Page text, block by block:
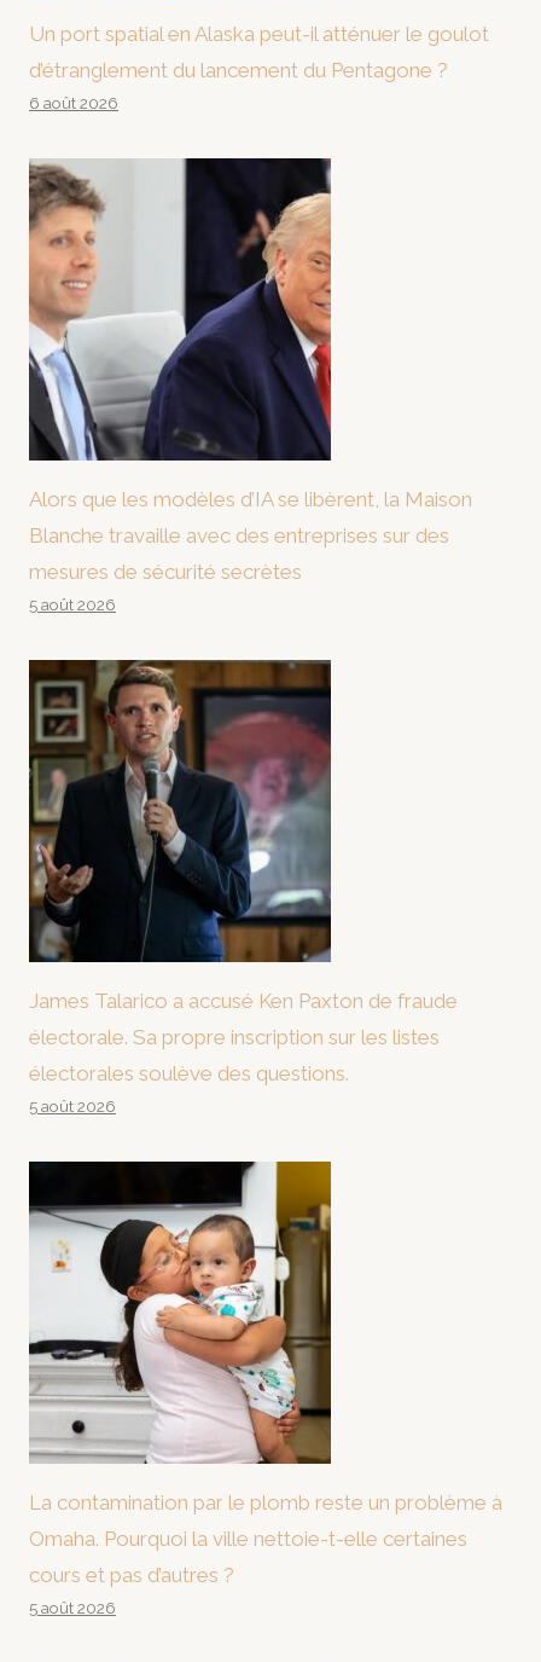
Un port spatial en Alaska peut-il atténuer le goulot
d’étranglement du lancement du Pentagone ?
6 août 2026
Alors que les modèles d’IA se libèrent, la Maison
Blanche travaille avec des entreprises sur des
mesures de sécurité secrètes
5 août 2026
James Talarico a accusé Ken Paxton de fraude
électorale. Sa propre inscription sur les listes
électorales soulève des questions.
5 août 2026
La contamination par le plomb reste un problème à
Omaha. Pourquoi la ville nettoie-t-elle certaines
cours et pas d’autres ?
5 août 2026